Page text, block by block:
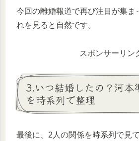
今回の離婚報道で再び注目が集ま
れを見ると自然です。
スポンサーリン
3.いつ結婚したの？河本
を時系列で整理
最後に、2人の関係を時系列で見て